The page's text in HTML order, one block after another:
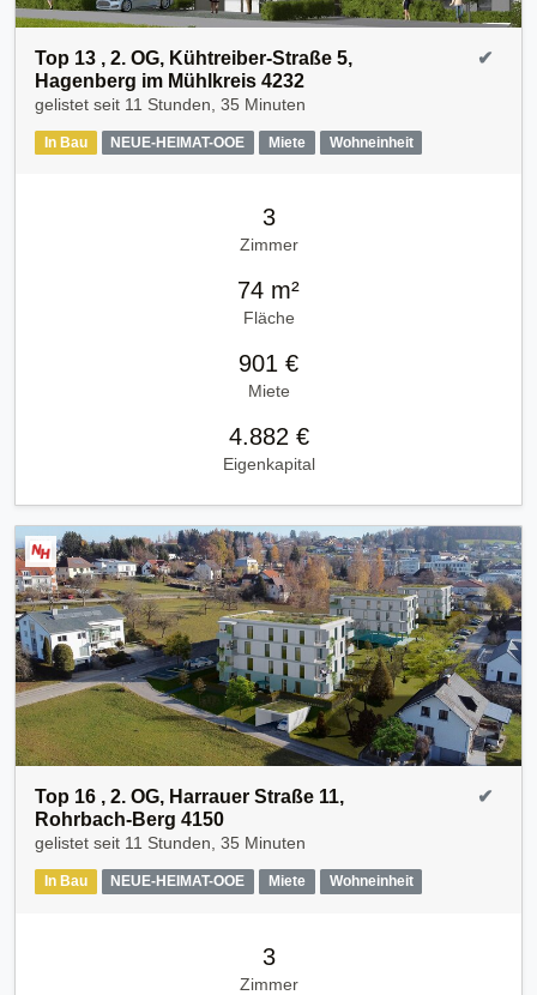
Top 13 , 2. OG, Kühtreiber-Straße 5,
Hagenberg im Mühlkreis 4232
gelistet seit 11 Stunden, 35 Minuten
In Bau NEUE-HEIMAT-OOE Miete Wohneinheit
✔
3
Zimmer
74 m²
Fläche
901 €
Miete
4.882 €
Eigenkapital
Top 16 , 2. OG, Harrauer Straße 11,
Rohrbach-Berg 4150
gelistet seit 11 Stunden, 35 Minuten
In Bau NEUE-HEIMAT-OOE Miete Wohneinheit
✔
3
Zimmer